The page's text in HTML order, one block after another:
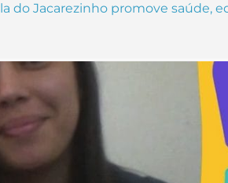
do Jacarezinho promove saúde,